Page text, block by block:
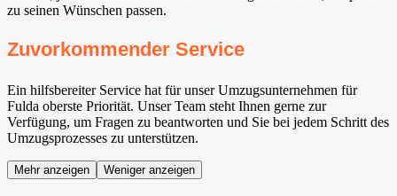
zu seinen Wünschen passen.
Zuvorkommender Service
Ein hilfsbereiter Service hat für unser Umzugsunternehmen für
Fulda oberste Priorität. Unser Team steht Ihnen gerne zur
Verfügung, um Fragen zu beantworten und Sie bei jedem Schritt des
Umzugsprozesses zu unterstützen.
Mehr anzeigen Weniger anzeigen